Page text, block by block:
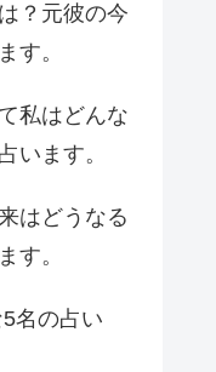
？元彼の今
ます。
私はどんな
います。
はどうなる
す。
名の占い